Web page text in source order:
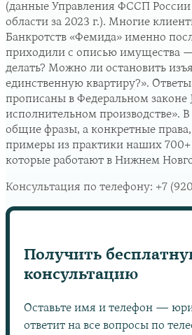
(данные Управления ФССП
области за 2023 г.). Многие
Банкротств «Фемида» именно
приходили с описью имущества
делать? Можно ли остановить
единственную квартиру?».
прописаны в Федеральном
исполнительном производстве».
общие фразы, а конкретные
примеры из практики наших 700+
которые работают в Нижнем
Консультация по телефону: +7
Получить
консультацию
Оставьте имя и телефон —
ответит на все вопросы по